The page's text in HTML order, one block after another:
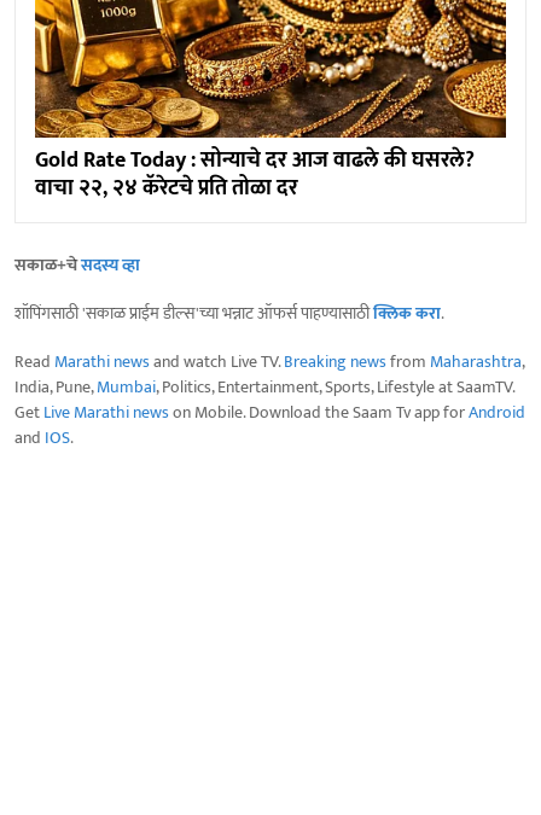
Gold Rate Today : सोन्याचे दर आज वाढले की घसरले?
वाचा २२, २४ कॅरेटचे प्रति तोळा दर
सकाळ+चेसदस्य व्हा
शॉपिंगसाठी 'सकाळ प्राईम डील्स'च्या भन्नाट ऑफर्स पाहण्यासाठीक्लिक करा.
Read Marathi newsand watch Live TV.Breaking newsfrom Maharashtra,
India, Pune,Mumbai, Politics, Entertainment, Sports, Lifestyle at SaamTV.
GetLive Marathi newson Mobile. Download the Saam Tv app forAndroid
and IOS.